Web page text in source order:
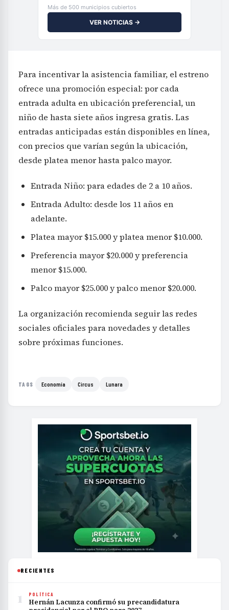
Más de 500 municipios cubiertos
VER NOTICIAS →
Para incentivar la asistencia familiar, el estreno
ofrece una promoción especial: por cada
entrada adulta en ubicación preferencial, un
niño de hasta siete años ingresa gratis. Las
entradas anticipadas están disponibles en línea,
con precios que varían según la ubicación,
desde platea menor hasta palco mayor.
Entrada Niño: para edades de 2 a 10 años.
Entrada Adulto: desde los 11 años en
adelante.
Platea mayor $15.000 y platea menor $10.000.
Preferencia mayor $20.000 y preferencia
menor $15.000.
Palco mayor $25.000 y palco menor $20.000.
La organización recomienda seguir las redes
sociales oficiales para novedades y detalles
sobre próximas funciones.
TAGS Economía Circus Lunara
RECIENTES
1 POLÍTICA
Hernán Lacunza confirmó su precandidatura